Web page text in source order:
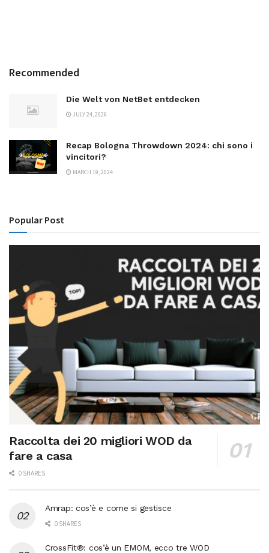
Recommended
Die Welt von NetBet entdecken
JULY 24, 2026
Recap Bologna Throwdown 2024: chi sono i
vincitori?
MARCH 19, 2024
Popular Post
Raccolta dei 20 migliori WOD da
fare a casa
0 SHARES
Amrap: cos’è e come si gestisce
0 SHARES
CrossFit®: cos’è un EMOM, ecco tre WOD